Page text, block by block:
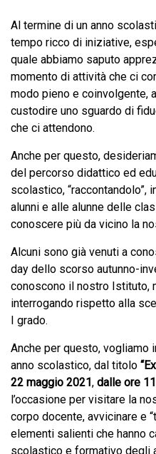
Al termine di un anno
tempo ricco di iniziative,
quale abbiamo saputo
momento di attività che ci
modo pieno e coinvolgente,
custodire uno sguardo di
che ci attendono.
Anche per questo,
del percorso didattico ed
scolastico, “raccontandolo”,
alunni e alle alunne delle
conoscere più da vicino la
Alcuni sono già venuti a
day dello scorso autunno-
conoscono il nostro Istituto,
interrogando rispetto alla
I grado.
Anche per questo, vogliamo
anno scolastico, dal titolo
22 maggio 2021 , dalle ore
l’occasione per visitare la
corpo docente, avvicinare e
elementi salienti che hanno
scolastico e formativo degli